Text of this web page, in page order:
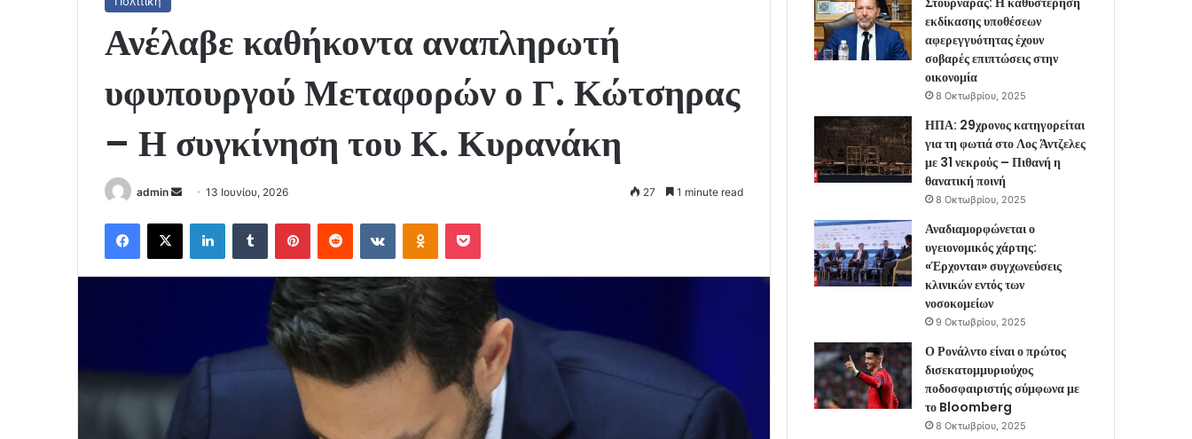
Ανέλαβε καθήκοντα αναπληρωτή
υφυπουργού Μεταφορών ο Γ. Κώτσηρας
– Η συγκίνηση του Κ. Κυρανάκη
admin
Send
email
13 Ιουνίου, 2026 27 1 minute read
Facebook
X LinkedInTumblr PinterestReddit VKontakteOdnoklassniki
Pocket
εκδίκασης υποθέσεων
αφερεγγυότητας έχουν
σοβαρές επιπτώσεις στην
οικονομία
8 Οκτωβρίου, 2025
ΗΠΑ: 29χρονος κατηγορείται
για τη φωτιά στο Λος Άντζελες
με 31 νεκρούς – Πιθανή η
θανατική ποινή
8 Οκτωβρίου, 2025
Αναδιαμορφώνεται ο
υγειονομικός χάρτης:
«Έρχονται» συγχωνεύσεις
κλινικών εντός των
νοσοκομείων
9 Οκτωβρίου, 2025
Ο Ρονάλντο είναι ο πρώτος
δισεκατομμυριούχος
ποδοσφαιριστής σύμφωνα με
το Bloomberg
8 Οκτωβρίου, 2025